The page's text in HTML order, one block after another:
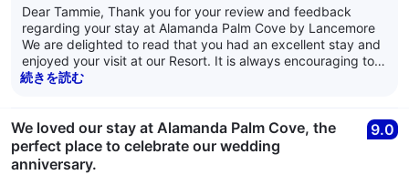
Dear Tammie, Thank you for your review and feedback
regarding your stay at Alamanda Palm Cove by Lancemore
We are delighted to read that you had an excellent stay and
enjoyed your visit at our Resort. It is always encouraging to
learn that guests are satisfied with our service as it is what
Regards, The Alamanda Team
続きを読む
We loved our stay at Alamanda Palm Cove, the
perfect place to celebrate our wedding
anniversary.
9.0